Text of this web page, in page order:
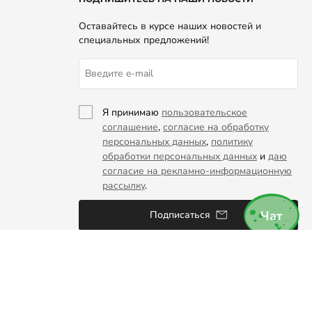
Оставайтесь в курсе наших новостей и
специальных предложений!
Я принимаю пользовательское
соглашение, согласие на обработку
персональных данных, политику
обработки персональных данных и даю
согласие на рекламно-информационную
рассылку.
Подписаться Чат